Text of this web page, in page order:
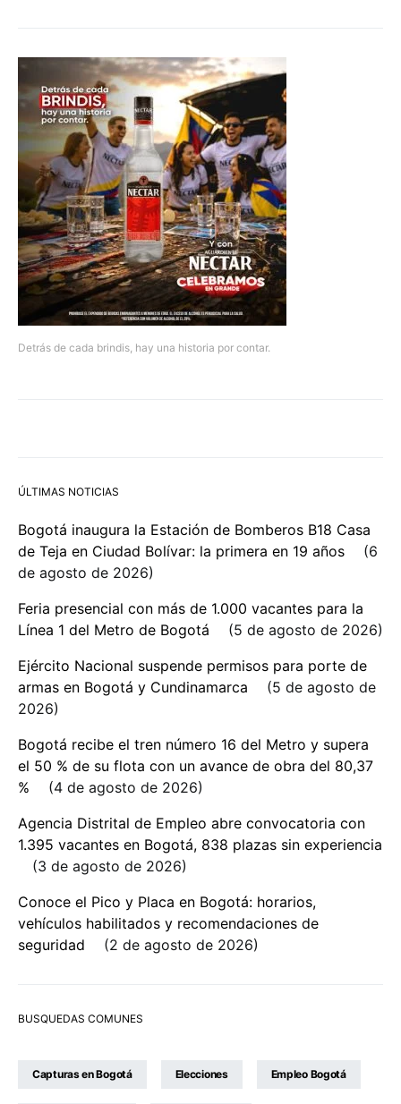
Detrás de cada brindis, hay una historia por contar.
ÚLTIMAS NOTICIAS
Bogotá inaugura la Estación de Bomberos B18 Casa
de Teja en Ciudad Bolívar: la primera en 19 años
6
de agosto de 2026
Feria presencial con más de 1.000 vacantes para la
Línea 1 del Metro de Bogotá
5 de agosto de 2026
Ejército Nacional suspende permisos para porte de
armas en Bogotá y Cundinamarca
5 de agosto de
2026
Bogotá recibe el tren número 16 del Metro y supera
el 50 % de su flota con un avance de obra del 80,37
%
4 de agosto de 2026
Agencia Distrital de Empleo abre convocatoria con
1.395 vacantes en Bogotá, 838 plazas sin experiencia
3 de agosto de 2026
Conoce el Pico y Placa en Bogotá: horarios,
vehículos habilitados y recomendaciones de
seguridad
2 de agosto de 2026
BUSQUEDAS COMUNES
Capturas en Bogotá Elecciones Empleo Bogotá